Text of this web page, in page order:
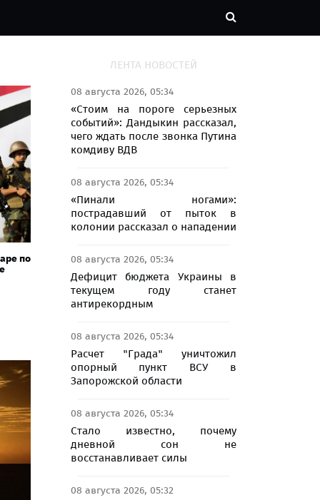
по
ЛЕНТА НОВОСТЕЙ
08 августа 2026, 05:34
«Стоим на пороге серьезных
событий»: Дандыкин рассказал,
чего ждать после звонка Путина
комдиву ВДВ
08 августа 2026, 05:34
«Пинали ногами»:
пострадавший от пыток в
колонии рассказал о нападении
08 августа 2026, 05:34
Дефицит бюджета Украины в
текущем году станет
антирекордным
08 августа 2026, 05:34
Расчет "Града" уничтожил
опорный пункт ВСУ в
Запорожской области
08 августа 2026, 05:34
Стало известно, почему
дневной сон не
восстанавливает силы
08 августа 2026, 05:32